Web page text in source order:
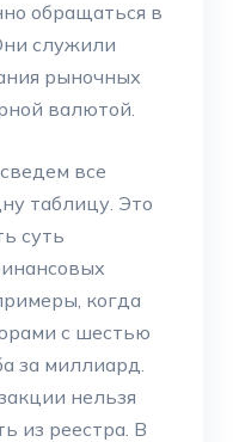
обращаться в
служили
рыночных
валютой.
все
таблицу. Это
суть
когда
с шестью
за миллиард.
нельзя
из реестра. В